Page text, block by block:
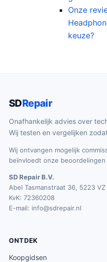
Onze
keuze?
SDRepair
Onafhankelijk advies over
Wij testen en vergelijken
Wij ontvangen mogelijk
beïnvloedt onze beoordelingen
SD Repair B.V.
Abel Tasmanstraat 36, 5223
KvK: 72360208
E-mail: info@sdrepair.nl
ONTDEK
Koopgidsen